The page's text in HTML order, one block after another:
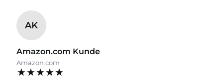
AK
Amazon.com Kunde
Amazon.com